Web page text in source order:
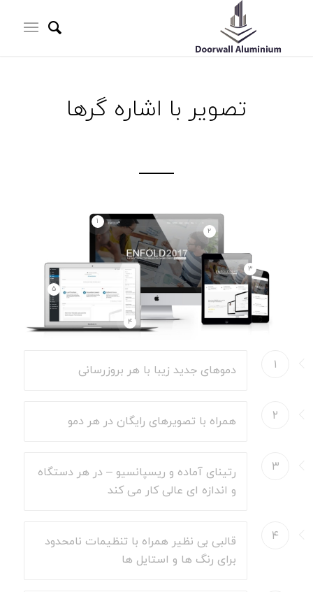
تصویر با اشاره گرها
۱
۲
۳
۴
۵
۱ دموهای جدید زیبا با هر بروزرسانی
۲ همراه با تصویرهای رایگان در هر دمو
۳
رتینای آماده و ریسپانسیو – در هر دستگاه
و اندازه ای عالی کار می کند
۴
قالبی بی نظیر همراه با تنظیمات نامحدود
برای رنگ ها و استایل ها